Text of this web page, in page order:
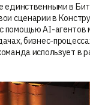
единственными в
сценарии в
помощью AI-агентов
бизнес-
использует в